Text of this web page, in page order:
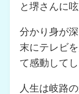
と堺さんに
分かり身が
末にテレビ
て感動して
人生は岐路